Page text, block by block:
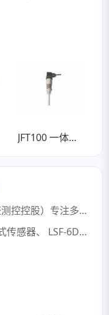
JFT100 一体化温度变送器
厦门力晟传感科技有限公司（诺盛测控控股）专注多维力/扭矩传感器研发生产，作为《人形机器人多维力传感器检测规范》标准主要起草单位，以"精准感知，赋能智能"为使命，为工业自动化、机器人、医疗及航空航天领域提供高可靠性力控解决方案。厦门诺盛测控技术是国家级高新技术企业、工信部专精特新"小巨人"，22年来深耕电阻应变计与重力传感器领域，年产能达5000万片应变计及1000万只高精度传感器。其产品广泛应用于应力分析、称重计数及自动控制领域，并在智能电器、新零售、医疗康复等场景开发了系列重力感应与形变检测方案。
传感器、 LSF-6D50高精度六维力传感器